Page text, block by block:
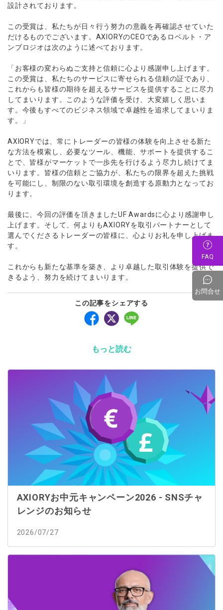
設計されております。
この受賞は、私たちが日々行う努力の意義を再確認させていた
だけるものでございます。AXIORYのCEOであるロベルト・ア
ンブロジオは次のように述べております。
「お客様の変わらぬご支持と信頼に心より感謝申し上げます。
この受賞は、私たちのサービスに寄せられる信頼の証であり、
これからも皆様の期待を超えるサービスを提供することに尽力
してまいります。このような評価を受け、大変嬉しく思いま
す。今後もすべてのビジネス領域で卓越性を追求してまいりま
す。」
AXIORYでは、常にトレーダーの皆様の体験を向上させる新た
な方法を模索し、必要なツール、機能、サポートを提供するこ
とで、皆様がマーケットで一歩先を行けるよう尽力し続けてま
いります。皆様の信頼とご協力が、私たちの限界を超えた挑戦
を可能にし、制限のない取引環境を創造する原動力となってお
ります。
最後に、今回の評価を頂きましたUF Awardsに心より感謝申し
上げます。そして、何よりもAXIORYを取引パートナーとして
選んでくださるトレーダーの皆様に、心よりお礼を申し上げま
す。
これからも新たな基準を築き、より卓越した取引体験を提供で
きるよう、努力を続けてまいります。
この記事をシェアする
もっと読む
AXIORYお中元キャンペーン2026 - SNSチャ
レンジのお知らせ
2026/07/27
FAQ
お問合せ